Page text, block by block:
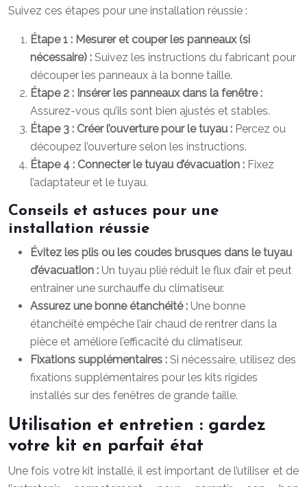
Suivez ces étapes pour une installation réussie :
Étape 1 : Mesurer et couper les panneaux (si
nécessaire) : Suivez les instructions du fabricant pour
découper les panneaux à la bonne taille.
Étape 2 : Insérer les panneaux dans la fenêtre :
Assurez-vous qu’ils sont bien ajustés et stables.
Étape 3 : Créer l’ouverture pour le tuyau : Percez ou
découpez l’ouverture selon les instructions.
Étape 4 : Connecter le tuyau d’évacuation : Fixez
l’adaptateur et le tuyau.
Conseils et astuces pour une
installation réussie
Évitez les plis ou les coudes brusques dans le tuyau
d’évacuation : Un tuyau plié réduit le flux d’air et peut
entraîner une surchauffe du climatiseur.
Assurez une bonne étanchéité : Une bonne
étanchéité empêche l’air chaud de rentrer dans la
pièce et améliore l’efficacité du climatiseur.
Fixations supplémentaires : Si nécessaire, utilisez des
fixations supplémentaires pour les kits rigides
installés sur des fenêtres de grande taille.
Utilisation et entretien : gardez
votre kit en parfait état
Une fois votre kit installé, il est important de l’utiliser et de